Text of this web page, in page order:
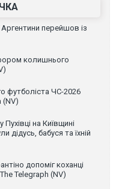
перейшов із
колишнього
футболіста ЧС-2026
(NV)
на Київщині
дідусь, бабуся та їхній
допоміг коханці
Telegraph (NV)